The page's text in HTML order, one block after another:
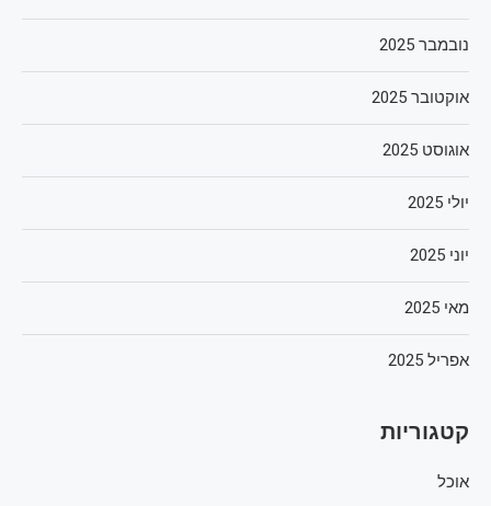
נובמבר 2025
אוקטובר 2025
אוגוסט 2025
יולי 2025
יוני 2025
מאי 2025
אפריל 2025
קטגוריות
אוכל